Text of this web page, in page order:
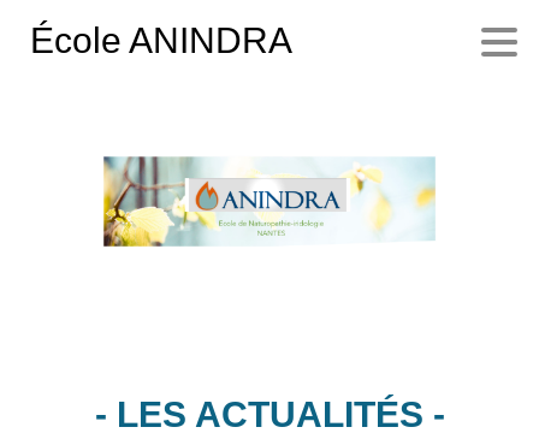
École ANINDRA
- LES ACTUALITÉS -